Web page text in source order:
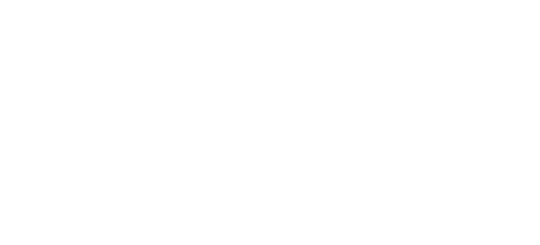
き作成されるも
をご了承くださ
御機器販売店・
ようお願いしま
1000ppm以下、
) : 1000ppm、
、
可)を取得する
要な手段を講じ
通知します。
、取り引きをい
ムロン制御